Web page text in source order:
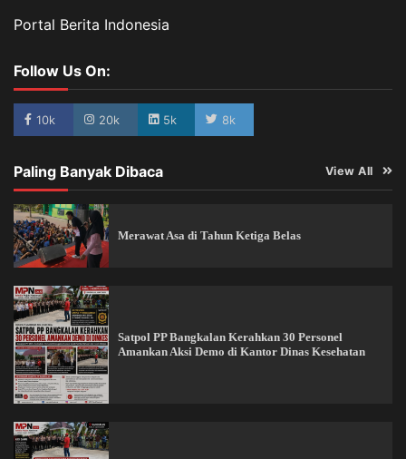
Portal Berita Indonesia
Follow Us On:
10k 20k 5k 8k
Paling Banyak Dibaca View All
Merawat Asa di Tahun Ketiga Belas
Satpol PP Bangkalan Kerahkan 30 Personel
Amankan Aksi Demo di Kantor Dinas Kesehatan